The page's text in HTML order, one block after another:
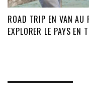
ROAD TRIP EN VAN AU
EXPLORER LE PAYS EN